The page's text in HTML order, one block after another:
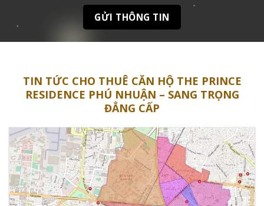
TIN TỨC CHO THUÊ CĂN HỘ THE PRINCE
RESIDENCE PHÚ NHUẬN – SANG TRỌNG
ĐẲNG CẤP